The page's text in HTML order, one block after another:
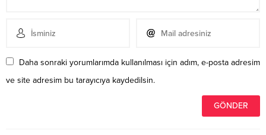
Daha sonraki yorumlarımda kullanılması için adım, e-posta adresim
ve site adresim bu tarayıcıya kaydedilsin.